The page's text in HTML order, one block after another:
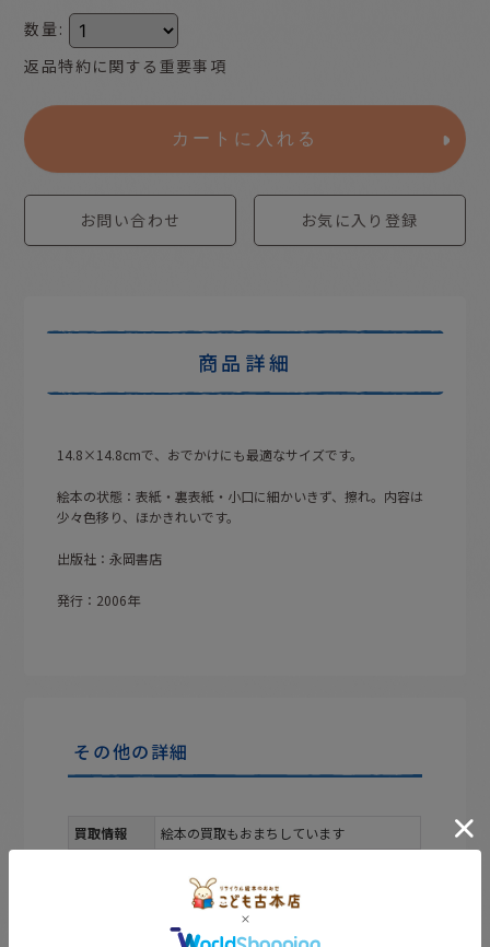
数量 :
返品特約に関する重要事項
カートに入れる
お問い合わせ お気に入り登録
商品詳細
14.8×14.8cmで、おでかけにも最適なサイズです。
絵本の状態：表紙・裏表紙・小口に細かいきず、擦れ。内容は
少々色移り、ほかきれいです。
出版社：永岡書店
発行：2006年
その他の詳細
買取情報 絵本の買取もおまちしています